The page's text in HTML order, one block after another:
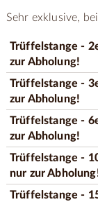
Sehr exklusive,
Trüffelstange -
zur Abholung!
Trüffelstange -
zur Abholung!
Trüffelstange -
zur Abholung!
Trüffelstange -
nur zur
Trüffelstange -